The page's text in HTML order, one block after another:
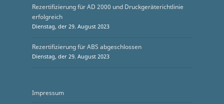
Rezertifizierung für AD 2000 und Druckgeräterichtlinie
erfolgreich
Dienstag, der 29. August 2023
Rezertifizierung für ABS abgeschlossen
Dienstag, der 29. August 2023
Impressum